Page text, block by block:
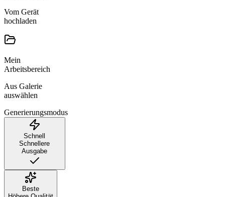
Vom Gerät
hochladen
Mein
Arbeitsbereich
Aus Galerie
auswählen
Generierungsmodus
Schnell
Schnellere
Ausgabe
Beste